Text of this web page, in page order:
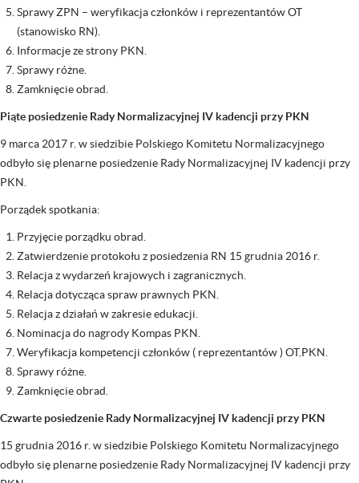
Sprawy ZPN – weryfikacja członków i reprezentantów OT
(stanowisko RN).
Informacje ze strony PKN.
Sprawy różne.
Zamknięcie obrad.
Piąte posiedzenie Rady Normalizacyjnej IV kadencji przy PKN
9 marca 2017 r. w siedzibie Polskiego Komitetu Normalizacyjnego
odbyło się plenarne posiedzenie Rady Normalizacyjnej IV kadencji przy
PKN.
Porządek spotkania:
Przyjęcie porządku obrad.
Zatwierdzenie protokołu z posiedzenia RN 15 grudnia 2016 r.
Relacja z wydarzeń krajowych i zagranicznych.
Relacja dotycząca spraw prawnych PKN.
Relacja z działań w zakresie edukacji.
Nominacja do nagrody Kompas PKN.
Weryfikacja kompetencji członków ( reprezentantów ) OT.PKN.
Sprawy różne.
Zamknięcie obrad.
Czwarte posiedzenie Rady Normalizacyjnej IV kadencji przy PKN
15 grudnia 2016 r. w siedzibie Polskiego Komitetu Normalizacyjnego
odbyło się plenarne posiedzenie Rady Normalizacyjnej IV kadencji przy